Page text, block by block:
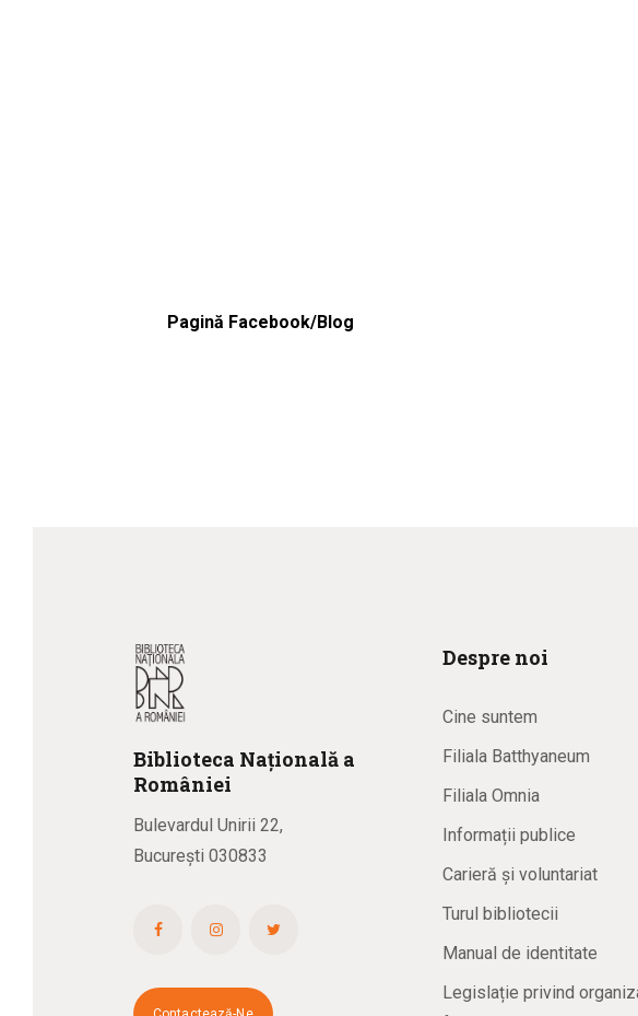
Pagină Facebook/Blog
Biblioteca Națională a
României
Bulevardul Unirii 22,
București 030833
Despre noi
Cine suntem
Filiala Batthyaneum
Filiala Omnia
Informații publice
Carieră și voluntariat
Turul bibliotecii
Manual de identitate
Legislație privind